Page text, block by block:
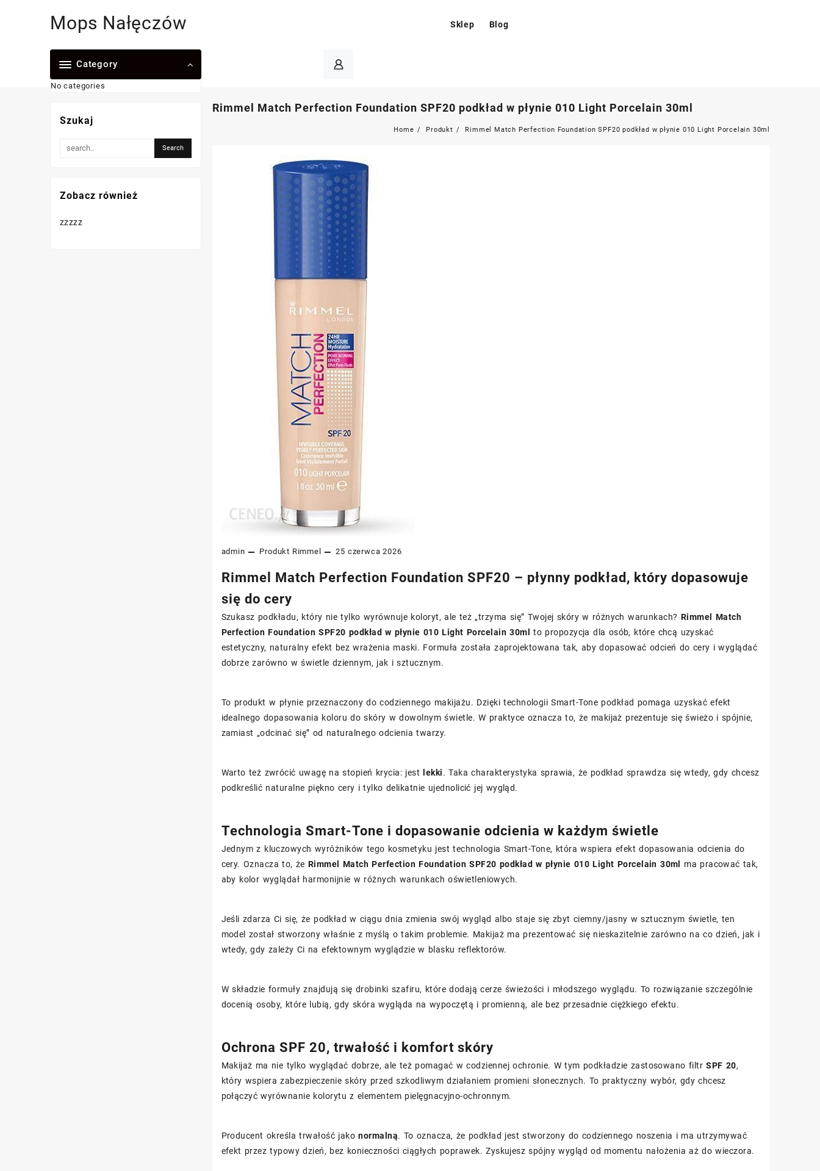
Mops Nałęczów Sklep Blog
Category
No categories
Rimmel Match Perfection Foundation SPF20 podkład w płynie 010 Light Porcelain 30ml
Home Produkt Rimmel Match Perfection Foundation SPF20 podkład w płynie 010 Light Porcelain 30ml
admin Produkt Rimmel 25 czerwca 2026
Rimmel Match Perfection Foundation SPF20 – płynny podkład, który dopasowuje
się do cery
Szukasz podkładu, który nie tylko wyrównuje koloryt, ale też „trzyma się” Twojej skóry w różnych warunkach? Rimmel Match
Perfection Foundation SPF20 podkład w płynie 010 Light Porcelain 30ml
to propozycja dla osób, które chcą uzyskać
estetyczny, naturalny efekt bez wrażenia maski. Formuła została zaprojektowana tak, aby dopasować odcień do cery i wyglądać
dobrze zarówno w świetle dziennym, jak i sztucznym.
To produkt w płynie przeznaczony do codziennego makijażu. Dzięki technologii Smart-Tone podkład pomaga uzyskać efekt
idealnego dopasowania koloru do skóry w dowolnym świetle. W praktyce oznacza to, że makijaż prezentuje się świeżo i spójnie,
zamiast „odcinać się” od naturalnego odcienia twarzy.
Warto też zwrócić uwagę na stopień krycia: jest lekki. Taka charakterystyka sprawia, że podkład sprawdza się wtedy, gdy chcesz
podkreślić naturalne piękno cery i tylko delikatnie ujednolicić jej wygląd.
Technologia Smart-Tone i dopasowanie odcienia w każdym świetle
Jednym z kluczowych wyróżników tego kosmetyku jest technologia Smart-Tone, która wspiera efekt dopasowania odcienia do
cery. Oznacza to, że Rimmel Match Perfection Foundation SPF20 podkład w płynie 010 Light Porcelain 30ml
ma pracować tak,
aby kolor wyglądał harmonijnie w różnych warunkach oświetleniowych.
Jeśli zdarza Ci się, że podkład w ciągu dnia zmienia swój wygląd albo staje się zbyt ciemny/jasny w sztucznym świetle, ten
model został stworzony właśnie z myślą o takim problemie. Makijaż ma prezentować się nieskazitelnie zarówno na co dzień, jak i
wtedy, gdy zależy Ci na efektownym wyglądzie w blasku reflektorów.
W składzie formuły znajdują się drobinki szafiru, które dodają cerze świeżości i młodszego wyglądu. To rozwiązanie szczególnie
docenią osoby, które lubią, gdy skóra wygląda na wypoczętą i promienną, ale bez przesadnie ciężkiego efektu.
Ochrona SPF 20, trwałość i komfort skóry
Makijaż ma nie tylko wyglądać dobrze, ale też pomagać w codziennej ochronie. W tym podkładzie zastosowano filtrSPF 20,
który wspiera zabezpieczenie skóry przed szkodliwym działaniem promieni słonecznych. To praktyczny wybór, gdy chcesz
połączyć wyrównanie kolorytu z elementem pielęgnacyjno-ochronnym.
Producent określa trwałość jakonormalną. To oznacza, że podkład jest stworzony do codziennego noszenia i ma utrzymywać
efekt przez typowy dzień, bez konieczności ciągłych poprawek. Zyskujesz spójny wygląd od momentu nałożenia aż do wieczora.
Szukaj
Zobacz również
zzzzz